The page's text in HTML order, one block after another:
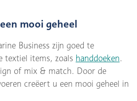
mooi geheel
Business zijn goed te
textiel items, zoals handdoeken.
of mix & match. Door de
creëert u een mooi geheel in